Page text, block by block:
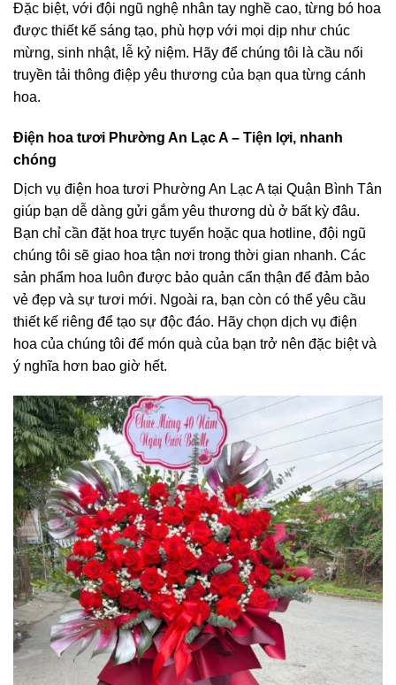
Đặc biệt, với đội ngũ nghệ nhân tay nghề cao, từng bó hoa
được thiết kế sáng tạo, phù hợp với mọi dịp như chúc
mừng, sinh nhật, lễ kỷ niệm. Hãy để chúng tôi là cầu nối
truyền tải thông điệp yêu thương của bạn qua từng cánh
hoa.
Điện hoa tươi Phường An Lạc A – Tiện lợi, nhanh
chóng
Dịch vụ điện hoa tươi Phường An Lạc A tại Quận Bình Tân
giúp bạn dễ dàng gửi gắm yêu thương dù ở bất kỳ đâu.
Bạn chỉ cần đặt hoa trực tuyến hoặc qua hotline, đội ngũ
chúng tôi sẽ giao hoa tận nơi trong thời gian nhanh. Các
sản phẩm hoa luôn được bảo quản cẩn thận để đảm bảo
vẻ đẹp và sự tươi mới. Ngoài ra, bạn còn có thể yêu cầu
thiết kế riêng để tạo sự độc đáo. Hãy chọn dịch vụ điện
hoa của chúng tôi để món quà của bạn trở nên đặc biệt và
ý nghĩa hơn bao giờ hết.